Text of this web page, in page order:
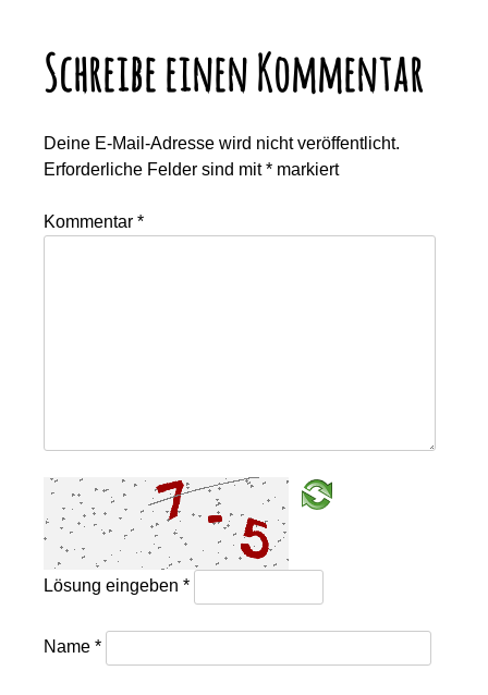
Schreibe einen Kommentar
Deine E-Mail-Adresse wird nicht veröffentlicht.
Erforderliche Felder sind mit* markiert
Kommentar*
Lösung eingeben*
Name*